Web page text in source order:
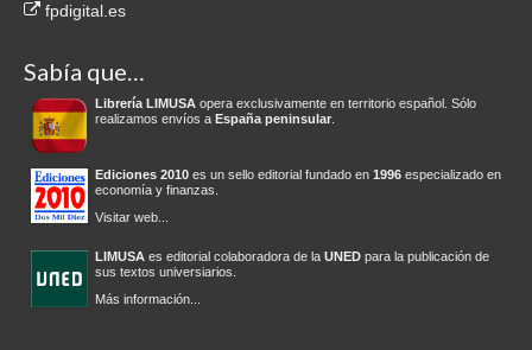
fpdigital.es
Sabía que…
Librería LIMUSA opera exclusivamente en territorio español. Sólo
realizamos envíos a España peninsular
Ediciones 2010 es un sello editorial fundado en 1996 especializado en
economía y finanzas.
Visitar web...
LIMUSA es editorial colaboradora de la UNED para la publicación de
sus textos universiarios.
Más información...